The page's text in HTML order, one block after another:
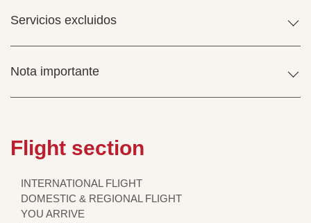
Servicios excluidos
Nota importante
Flight section
INTERNATIONAL FLIGHT
DOMESTIC & REGIONAL FLIGHT
YOU ARRIVE